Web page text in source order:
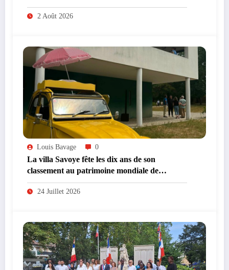
2 Août 2026
Louis Bavage 0
La villa Savoye fête les dix ans de son
classement au patrimoine mondiale de
l’UNESCO
24 Juillet 2026